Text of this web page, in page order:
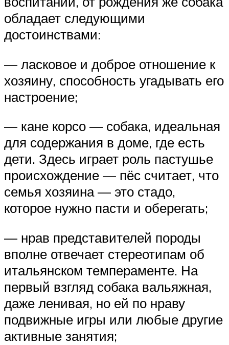
обладает следующими
достоинствами:
— ласковое и доброе отношение к
хозяину, способность угадывать его
настроение;
— кане корсо — собака, идеальная
для содержания в доме, где есть
дети. Здесь играет роль пастушье
происхождение — пёс считает, что
семья хозяина — это стадо,
которое нужно пасти и оберегать;
— нрав представителей породы
вполне отвечает стереотипам об
итальянском темпераменте. На
первый взгляд собака вальяжная,
даже ленивая, но ей по нраву
подвижные игры или любые другие
активные занятия;